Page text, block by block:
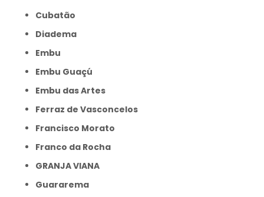
Cubatão
Diadema
Embu
Embu Guaçú
Embu das Artes
Ferraz de Vasconcelos
Francisco Morato
Franco da Rocha
GRANJA VIANA
Guararema